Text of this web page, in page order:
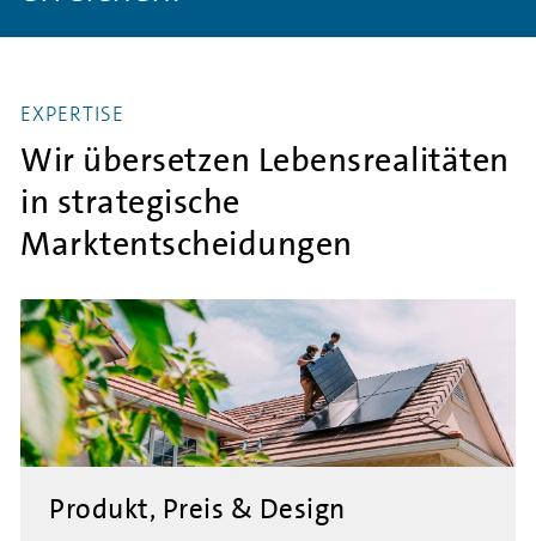
EXPERTISE
Wir übersetzen Lebensrealitäten
in strategische
Marktentscheidungen
Produkt, Preis & Design